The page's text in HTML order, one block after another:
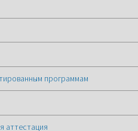
программам
аттестация